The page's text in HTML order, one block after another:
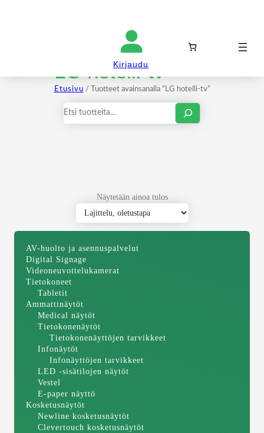
Kirjaudu
LG hotelli-tv
Etusivu / Tuotteet avainsanalla “LG hotelli-tv”
Haku
Näytetään ainoa tulos
AV-huolto ja asennuspalvelut
Digital Signage
Videoneuvottelukamerat
Tietokoneet
Tabletit
Ammattinäytöt
Medical näytöt
Tietokonenäytöt
Tietokonenäyttöjen tarvikkeet
Infonäytöt
Infonäyttöjen tarvikkeet
LED -sisätilojen näytöt
Vestel
E-paper näyttö
Kosketusnäytöt
Newline kosketusnäytöt
Clevertouch kosketusnäytöt